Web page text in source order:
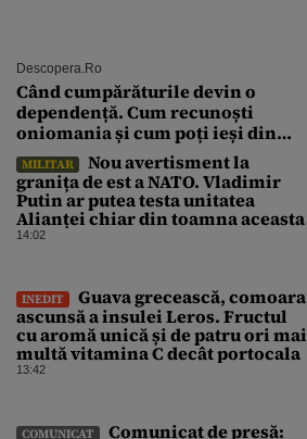
Descopera.ro
Când cumpărăturile devin o
dependență. Cum recunoști
oniomania și cum poți ieși din
acest cerc
MILITAR
Nou avertisment la
granița de est a NATO. Vladimir
Putin ar putea testa unitatea
Alianței chiar din toamna aceasta
14:02
INEDIT
Guava grecească, comoara
ascunsă a insulei Leros. Fructul
cu aromă unică și de patru ori mai
multă vitamina C decât portocala
13:42
COMUNICAT
Comunicat de presă: